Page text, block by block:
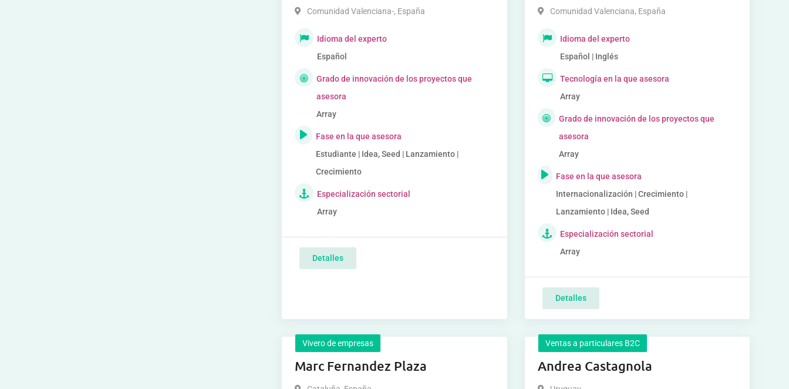
Comunidad Valenciana-, España
Idioma del experto
Español
Grado de innovación de los proyectos que
asesora
Array
Fase en la que asesora
Estudiante | Idea, Seed | Lanzamiento |
Crecimiento
Especialización sectorial
Array
Detalles
Comunidad Valenciana, España
Idioma del experto
Español | Inglés
Tecnología en la que asesora
Array
Grado de innovación de los proyectos que
asesora
Array
Fase en la que asesora
Internacionalización | Crecimiento |
Lanzamiento | Idea, Seed
Especialización sectorial
Array
Detalles
Vivero de empresas
Marc Fernandez Plaza
Ventas a particulares B2C
Andrea Castagnola